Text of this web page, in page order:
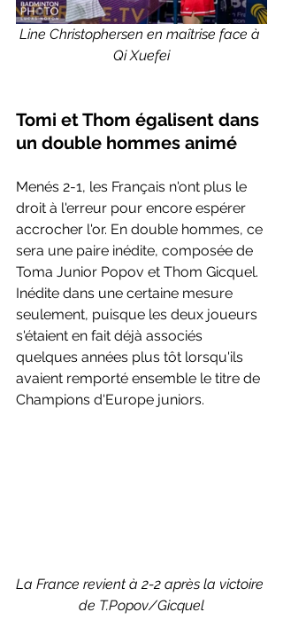
Line Christophersen en maîtrise face à
Qi Xuefei
Tomi et Thom égalisent dans
un double hommes animé
Menés 2-1, les Français n'ont plus le
droit à l'erreur pour encore espérer
accrocher l'or. En double hommes, ce
sera une paire inédite, composée de
Toma Junior Popov et Thom Gicquel.
Inédite dans une certaine mesure
seulement, puisque les deux joueurs
s'étaient en fait déjà associés
quelques années plus tôt lorsqu'ils
avaient remporté ensemble le titre de
Champions d'Europe juniors.
La France revient à 2-2 après la victoire
de T.Popov/Gicquel